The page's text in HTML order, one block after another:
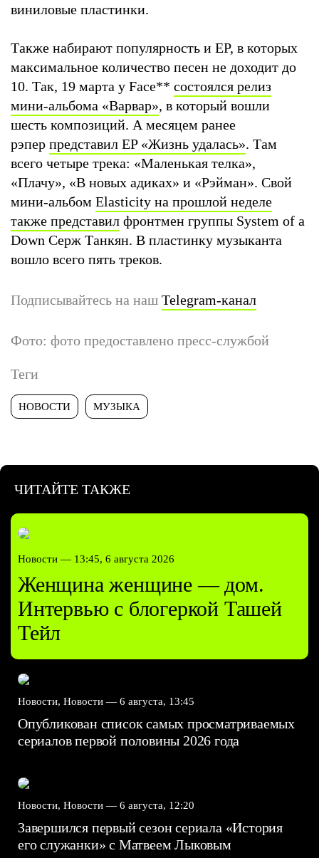
виниловые пластинки.
Также набирают популярность и EP, в которых
максимальное количество песен не доходит до
10. Так, 19 марта у Face** состоялся релиз
мини-альбома «Варвар», в который вошли
шесть композиций. А месяцем ранее
рэпер представил EP «Жизнь удалась». Там
всего четыре трека: «Маленькая телка»,
«Плачу», «В новых адиках» и «Рэйман». Свой
мини-альбом Elasticity на прошлой неделе
также представил фронтмен группы System of a
Down Серж Танкян. В пластинку музыканта
вошло всего пять треков.
Подписывайтесь на наш Telegram-канал
Фото: фото предоставлено пресс-службой
Теги
НОВОСТИ МУЗЫКА
ЧИТАЙТЕ ТАКЖЕ
Новости — 13:45, 6 августа 2026
Женщина женщине — дом.
Интервью с блогеркой Ташей
Тейл
Новости, Новости — 6 августа, 13:45
Опубликован список самых просматриваемых
сериалов первой половины 2026 года
Новости, Новости — 6 августа, 12:20
Завершился первый сезон сериала «История
его служанки» с Матвеем Лыковым